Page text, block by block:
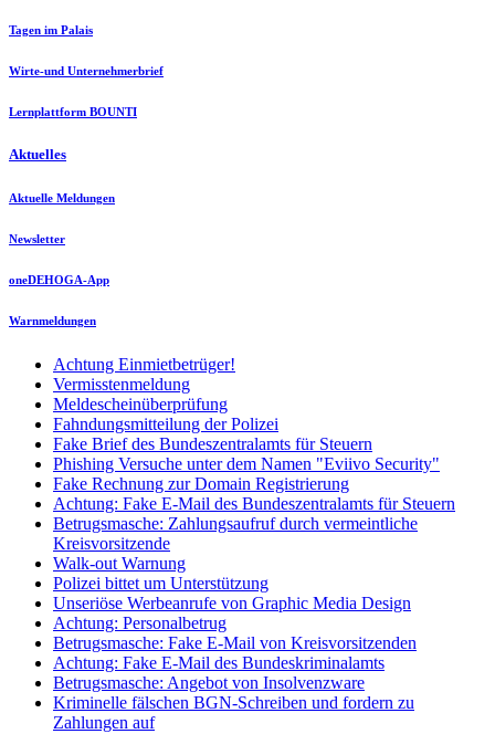
Tagen im Palais
Wirte-und Unternehmerbrief
Lernplattform BOUNTI
Aktuelles
Aktuelle Meldungen
Newsletter
oneDEHOGA-App
Warnmeldungen
Achtung Einmietbetrüger!
Vermisstenmeldung
Meldescheinüberprüfung
Fahndungsmitteilung der Polizei
Fake Brief des Bundeszentralamts für Steuern
Phishing Versuche unter dem Namen "Eviivo Security"
Fake Rechnung zur Domain Registrierung
Achtung: Fake E-Mail des Bundeszentralamts für Steuern
Betrugsmasche: Zahlungsaufruf durch vermeintliche
Kreisvorsitzende
Walk-out Warnung
Polizei bittet um Unterstützung
Unseriöse Werbeanrufe von Graphic Media Design
Achtung: Personalbetrug
Betrugsmasche: Fake E-Mail von Kreisvorsitzenden
Achtung: Fake E-Mail des Bundeskriminalamts
Betrugsmasche: Angebot von Insolvenzware
Kriminelle fälschen BGN-Schreiben und fordern zu
Zahlungen auf